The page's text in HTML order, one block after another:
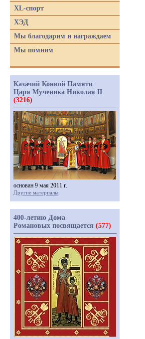
XL-спорт
ХЭД
Мы благодарим и награждаем
Мы помним
Казачий Конвой Памяти
Царя Мученика Николая II
(3216)
основан 9 мая 2011 г.
Другие материалы
400-летию Дома
Романовых посвящается (577)